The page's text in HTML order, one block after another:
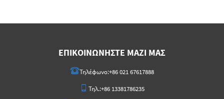
ΕΠΙΚΟΙΝΩΝΉΣΤΕ ΜΑΖΊ ΜΑΣ
Τηλέφωνο:+86 021 67617888
Τηλ.:+86 13381786235